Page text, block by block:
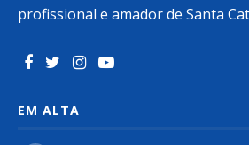
profissional e amador de Santa
EM ALTA